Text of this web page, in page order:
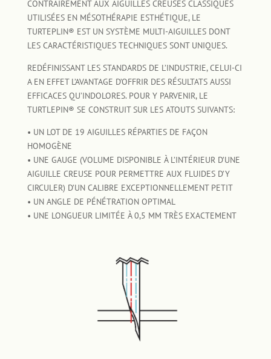
CONTRAIREMENT AUX AIGUILLES CREUSES CLASSIQUES
UTILISÉES EN MÉSOTHÉRAPIE ESTHÉTIQUE, LE
TURTEPLIN® EST UN SYSTÈME MULTI-AIGUILLES DONT
LES CARACTÉRISTIQUES TECHNIQUES SONT UNIQUES.
REDÉFINISSANT LES STANDARDS DE L’INDUSTRIE, CELUI-CI
A EN EFFET L’AVANTAGE D’OFFRIR DES RÉSULTATS AUSSI
EFFICACES QU’INDOLORES. POUR Y PARVENIR, LE
TURTLEPIN® SE CONSTRUIT SUR LES ATOUTS SUIVANTS:
• UN LOT DE 19 AIGUILLES RÉPARTIES DE FAÇON
HOMOGÈNE
• UNE GAUGE (VOLUME DISPONIBLE À L’INTÉRIEUR D’UNE
AIGUILLE CREUSE POUR PERMETTRE AUX FLUIDES D’Y
CIRCULER) D’UN CALIBRE EXCEPTIONNELLEMENT PETIT
• UN ANGLE DE PÉNÉTRATION OPTIMAL
• UNE LONGUEUR LIMITÉE À 0,5 MM TRÈS EXACTEMENT